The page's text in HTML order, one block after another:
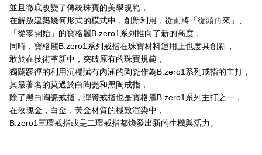
並且徹底改變了傳統珠寶的美學規範，
在解放建築幾何形式的模式中，創新利用，從而將「從頭再來」、
「從零開始」的寶格麗B.zero1系列推向了新的高度，
同時，寶格麗B.zero1系列戒指在珠寶材料運用上也度具創新，
敢於在技術革新中，突破原有的珠寶規範，
獨闢蹊徑的利用沉穩賦有內涵的陶瓷作為B.zero1系列戒指的主打，
其最著名的莫過於白陶瓷和黑陶戒指，
除了黑白陶瓷戒指，彈簧戒指也是寶格麗B.zero1系列主打之一，
在玫瑰金，白金，黃金材質的極致渲染中，
B.zero1三環戒指或是二環戒指都煥發出新的生機與活力。